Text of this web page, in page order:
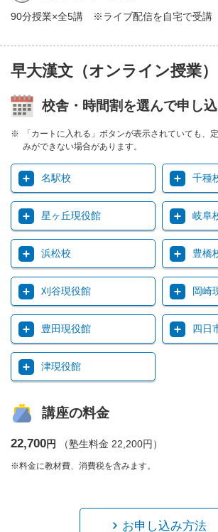
90分授業×全5講 ※ライブ配信を自宅で受講
早大漢文（オンライン授業）
校舎・時間割を選んで申し
「カートに入れる」ボタンが表示されていても、
みができない場合があります。
名駅校 千種
星ヶ丘現役館 岐阜
浜松校 豊橋
刈谷現役館 岡崎
豊田現役館 四日
津現役館
講座の料金
22,700円 （塾生料金 22,200円）
※料金に教材費、消費税を含みます。
お申し込み方法